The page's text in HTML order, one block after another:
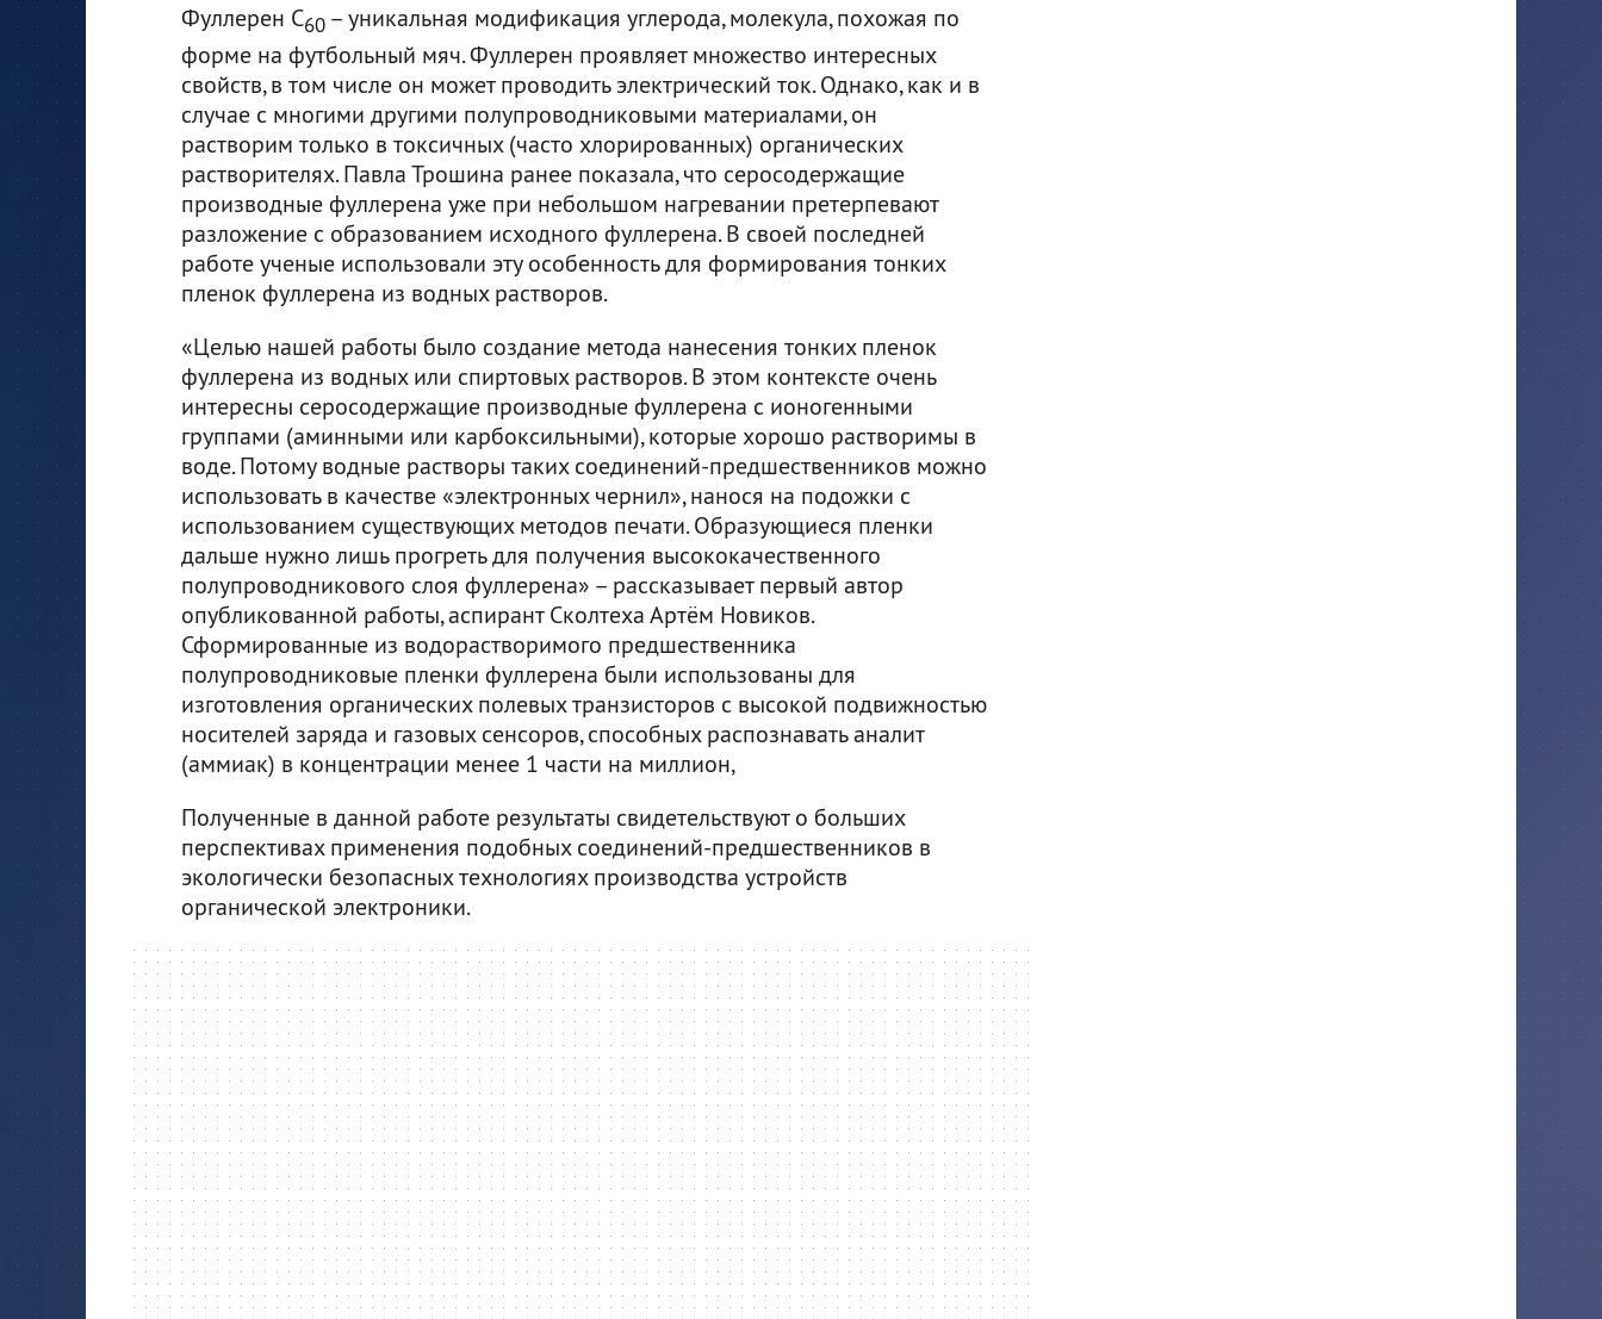
Фуллерен C60 – уникальная модификация углерода, молекула, похожая по
форме на футбольный мяч. Фуллерен проявляет множество интересных
свойств, в том числе он может проводить электрический ток. Однако, как и в
случае с многими другими полупроводниковыми материалами, он
растворим только в токсичных (часто хлорированных) органических
растворителях. Павла Трошина ранее показала, что серосодержащие
производные фуллерена уже при небольшом нагревании претерпевают
разложение с образованием исходного фуллерена. В своей последней
работе ученые использовали эту особенность для формирования тонких
пленок фуллерена из водных растворов.
«Целью нашей работы было создание метода нанесения тонких пленок
фуллерена из водных или спиртовых растворов. В этом контексте очень
интересны серосодержащие производные фуллерена с ионогенными
группами (аминными или карбоксильными), которые хорошо растворимы в
воде. Потому водные растворы таких соединений-предшественников можно
использовать в качестве «электронных чернил», нанося на подожки с
использованием существующих методов печати. Образующиеся пленки
дальше нужно лишь прогреть для получения высококачественного
полупроводникового слоя фуллерена» – рассказывает первый автор
опубликованной работы, аспирант Сколтеха Артём Новиков.
Сформированные из водорастворимого предшественника
полупроводниковые пленки фуллерена были использованы для
изготовления органических полевых транзисторов с высокой подвижностью
носителей заряда и газовых сенсоров, способных распознавать аналит
(аммиак) в концентрации менее 1 части на миллион,
Полученные в данной работе результаты свидетельствуют о больших
перспективах применения подобных соединений-предшественников в
экологически безопасных технологиях производства устройств
органической электроники.